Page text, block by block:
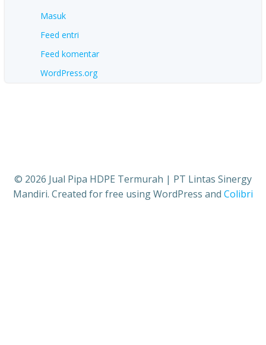
Masuk
Feed entri
Feed komentar
WordPress.org
© 2026 Jual Pipa HDPE Termurah | PT Lintas Sinergy
Mandiri. Created for free using WordPress and Colibri